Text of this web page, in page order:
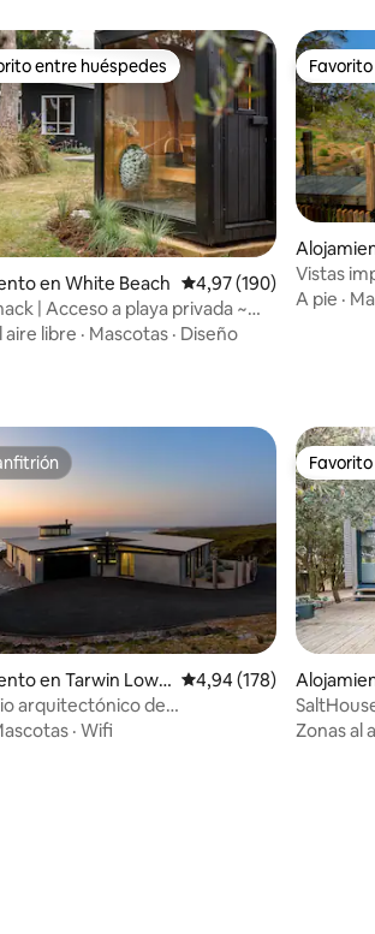
de 5. 101 evaluaciones
entre los huéspedes más destacados
entre huéspedes
en White Beach Calificación promedio:
4,97 (190)
| Acceso a playa privada ~
Fogata
aire libre · Mascotas · Diseño
Vistas
A pie ·
de 5. 239 evaluaciones
en Tarwin Lowe Calificación promedio:
4,94 (178)
arquitectónico de
Ocean
· Wifi
Zonas al